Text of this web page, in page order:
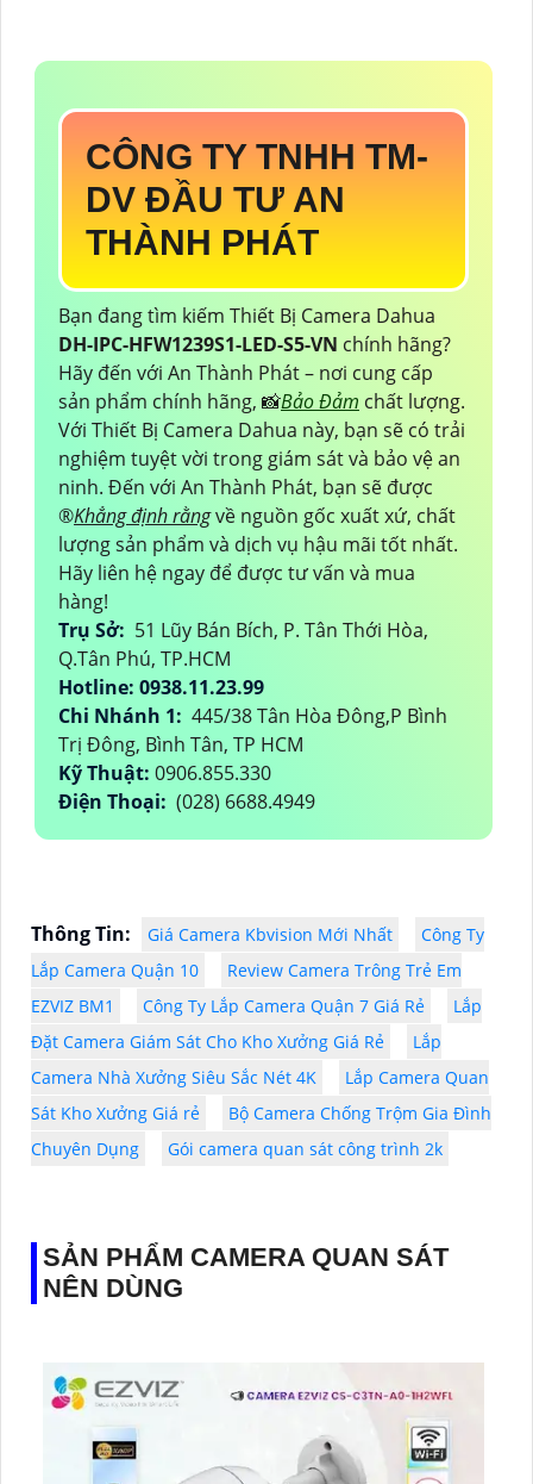
CÔNG TY TNHH TM-
DV ĐẦU TƯ AN
THÀNH PHÁT
Bạn đang tìm kiếm Thiết Bị Camera Dahua
DH-IPC-HFW1239S1-LED-S5-VN chính hãng?
Hãy đến với An Thành Phát – nơi cung cấp
sản phẩm chính hãng, 📸Bảo Đảm chất lượng.
Với Thiết Bị Camera Dahua này, bạn sẽ có trải
nghiệm tuyệt vời trong giám sát và bảo vệ an
ninh. Đến với An Thành Phát, bạn sẽ được
®️Khẳng định rằngvề nguồn gốc xuất xứ, chất
lượng sản phẩm và dịch vụ hậu mãi tốt nhất.
Hãy liên hệ ngay để được tư vấn và mua
hàng!
Trụ Sở: 51 Lũy Bán Bích, P. Tân Thới Hòa,
Q.Tân Phú, TP.HCM
Hotline: 0938.11.23.99
Chi Nhánh 1: 445/38 Tân Hòa Đông,P Bình
Trị Đông, Bình Tân, TP HCM
Kỹ Thuật: 0906.855.330
Điện Thoại: (028) 6688.4949
Thông Tin: Giá Camera Kbvision Mới Nhất
Công Ty
Lắp Camera Quận 10
Review Camera Trông Trẻ Em
EZVIZ BM1
Công Ty Lắp Camera Quận 7 Giá Rẻ
Lắp
Đặt Camera Giám Sát Cho Kho Xưởng Giá Rẻ
Lắp
Camera Nhà Xưởng Siêu Sắc Nét 4K
Lắp Camera Quan
Sát Kho Xưởng Giá rẻ
Bộ Camera Chống Trộm Gia Đình
Chuyên Dụng
Gói camera quan sát công trình 2k
SẢN PHẨM CAMERA QUAN SÁT
NÊN DÙNG